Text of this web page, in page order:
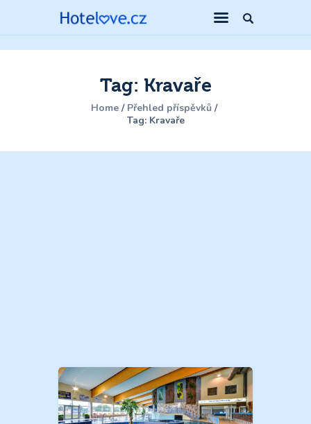
Tag: Kravaře
Home
Přehled příspěvků
Tag: Kravaře